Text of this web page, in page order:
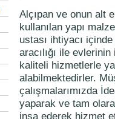
Alçıpan ve onun alt
kullanılan yapı
ustası ihtiyacı
aracılığı ile
kaliteli hizmetlerle
alabilmektedirler.
çalışmalarımızda
yaparak ve tam
inşa ederek hizmet